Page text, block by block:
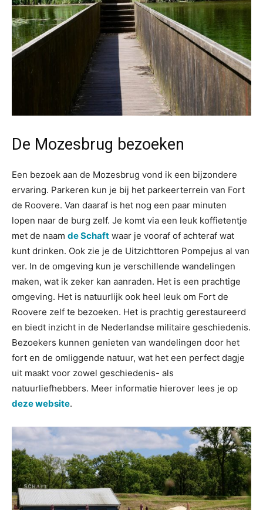
De Mozesbrug bezoeken
Een bezoek aan de Mozesbrug vond ik een bijzondere
ervaring. Parkeren kun je bij het parkeerterrein van Fort
de Roovere. Van daaraf is het nog een paar minuten
lopen naar de burg zelf. Je komt via een leuk koffietentje
met de naam de Schaft waar je vooraf of achteraf wat
kunt drinken. Ook zie je de Uitzichttoren Pompejus al van
ver. In de omgeving kun je verschillende wandelingen
maken, wat ik zeker kan aanraden. Het is een prachtige
omgeving. Het is natuurlijk ook heel leuk om Fort de
Roovere zelf te bezoeken. Het is prachtig gerestaureerd
en biedt inzicht in de Nederlandse militaire geschiedenis.
Bezoekers kunnen genieten van wandelingen door het
fort en de omliggende natuur, wat het een perfect dagje
uit maakt voor zowel geschiedenis- als
natuurliefhebbers. Meer informatie hierover lees je op
deze website.